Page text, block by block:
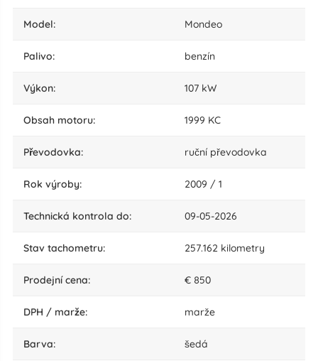
model: Mondeo
palivo: benzín
výkon: 107 kW
obsah motoru: 1999 KC
převodovka: ruční převodovka
rok výroby: 2009 / 1
technická kontrola do: 09-05-2026
stav tachometru: 257.162 kilometry
Prodejní cena: € 850
DPH / marže: marže
barva: šedá